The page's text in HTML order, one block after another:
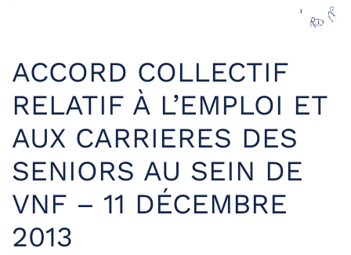
ACCORD COLLECTIF
RELATIF À L’EMPLOI ET
AUX CARRIERES DES
SENIORS AU SEIN DE
VNF – 11 DÉCEMBRE
2013